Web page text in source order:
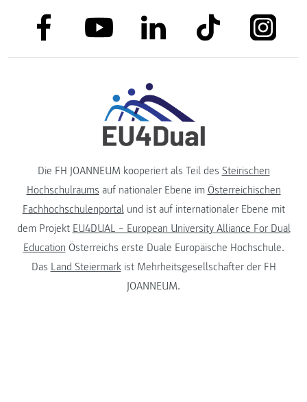
link to facebooklink to youtubelink to linkedinlink to tiktok
Die FH JOANNEUM kooperiert als Teil des Steirischen
Hochschulraums auf nationaler Ebene im Österreichischen
Fachhochschulenportalund ist auf internationaler Ebene mit
dem Projekt EU4DUAL – European University Alliance For Dual
Education Österreichs erste Duale Europäische Hochschule.
Das Land Steiermarkist Mehrheitsgesellschafter der FH
JOANNEUM.